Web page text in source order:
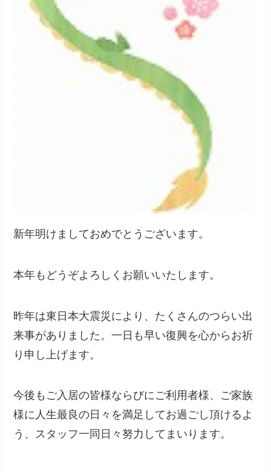
新年明けましておめでとうございます。
本年もどうぞよろしくお願いいたします。
昨年は東日本大震災により、たくさんのつらい出
来事がありました。一日も早い復興を心からお祈
り申し上げます。
今後もご入居の皆様ならびにご利用者様、ご家族
様に人生最良の日々を満足してお過ごし頂けるよ
う、スタッフ一同日々努力してまいります。